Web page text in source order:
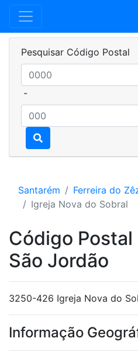
Pesquisar Código Postal
-
Santarém
Ferreira do
Igreja Nova do Sobral
Código Postal
São Jordão
3250-426 Igreja Nova do
Informação